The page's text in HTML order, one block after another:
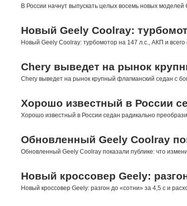
В России начнут выпускать целых восемь новых
Новый Geely Coolray:
Новый Geely Coolray: турбомотор на 147 л.с., АКП и всего
Chery выведет на рынок
Chery выведет на рынок крупный флагманский седан с
Хорошо известный в России
Хорошо известный в России седан радикально
Обновленный Geely Coolray
Обновленный Geely Coolray показали публике: что
Новый кроссовер Geely:
Новый кроссовер Geely: разгон до «сотни» за 4,5 с и